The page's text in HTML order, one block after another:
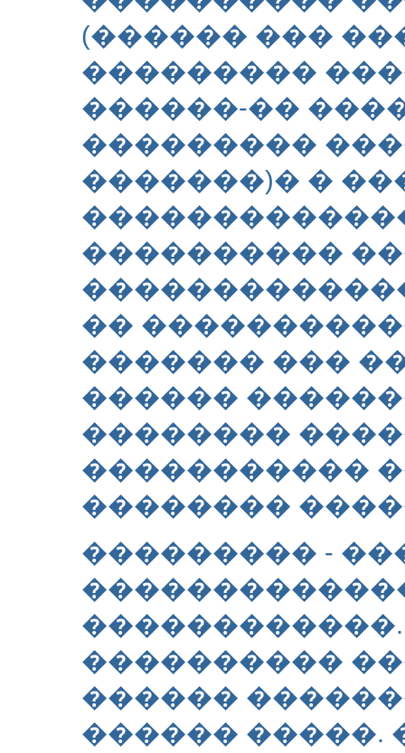
(������ ���
���������
������-��
���������
�������)� �
����������
��
������� ���
������
��������
�����������
��������
��������� -
����������
������
������ �����.